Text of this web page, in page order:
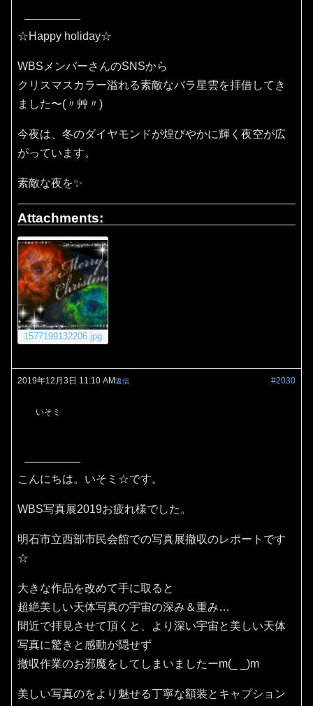
☆Happy holiday☆
WBSメンバーさんのSNSから
クリスマスカラー溢れる素敵なバラ星雲を拝借してき
ました〜(〃艸〃)
今夜は、冬のダイヤモンドが煌びやかに輝く夜空が広
がっています。
素敵な夜を✨
Attachments:
1577199132206.jpg
2019年12月3日 11:10 AM #2030
返信
いそミ
こんにちは。いそミ☆です。
WBS写真展2019お疲れ様でした。
明石市立西部市民会館での写真展撤収のレポートです
☆
大きな作品を改めて手に取ると
超絶美しい天体写真の宇宙の深み＆重み…
間近で拝見させて頂くと、より深い宇宙と美しい天体
写真に驚きと感動が隠せず
撤収作業のお邪魔をしてしまいましたーm(_ _)m
美しい写真のをより魅せる丁寧な額装とキャプション